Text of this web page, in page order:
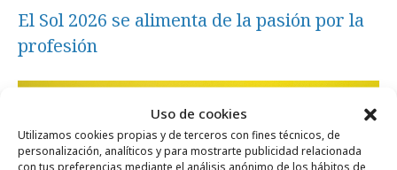
Uso de cookies
Utilizamos cookies propias y de terceros con fines técnicos, de
personalización, analíticos y para mostrarte publicidad relacionada
con tus preferencias mediante el análisis anónimo de los hábitos de
El Sol 2026 se alimenta de la pasión por la
profesión